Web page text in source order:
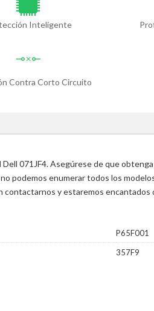
Inteligente
Contra Corto Circuito
071JF4. Asegúrese de que
podemos enumerar todos los
y estaremos
P65F001
357F9